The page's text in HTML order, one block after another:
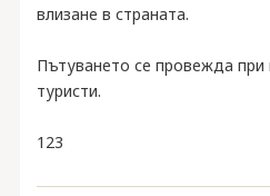
влизане в страната.
Пътуването се провежда при
туристи.
123